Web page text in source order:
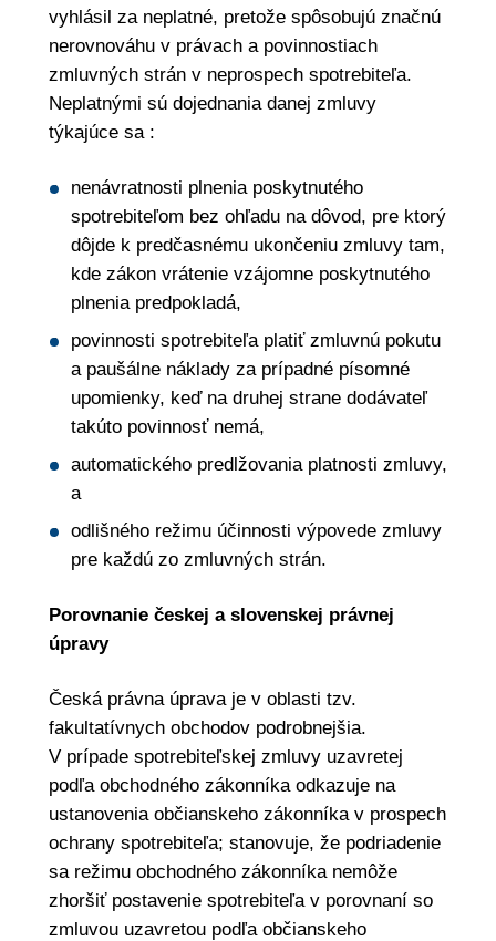
vyhlásil za neplatné, pretože spôsobujú značnú
nerovnováhu v právach a povinnostiach
zmluvných strán v neprospech spotrebiteľa.
Neplatnými sú dojednania danej zmluvy
týkajúce sa :
nenávratnosti plnenia poskytnutého
spotrebiteľom bez ohľadu na dôvod, pre ktorý
dôjde k predčasnému ukončeniu zmluvy tam,
kde zákon vrátenie vzájomne poskytnutého
plnenia predpokladá,
povinnosti spotrebiteľa platiť zmluvnú pokutu
a paušálne náklady za prípadné písomné
upomienky, keď na druhej strane dodávateľ
takúto povinnosť nemá,
automatického predlžovania platnosti zmluvy,
a
odlišného režimu účinnosti výpovede zmluvy
pre každú zo zmluvných strán.
Porovnanie českej a slovenskej právnej
úpravy
Česká právna úprava je v oblasti tzv.
fakultatívnych obchodov podrobnejšia.
V prípade spotrebiteľskej zmluvy uzavretej
podľa obchodného zákonníka odkazuje na
ustanovenia občianskeho zákonníka v prospech
ochrany spotrebiteľa; stanovuje, že podriadenie
sa režimu obchodného zákonníka nemôže
zhoršiť postavenie spotrebiteľa v porovnaní so
zmluvou uzavretou podľa občianskeho